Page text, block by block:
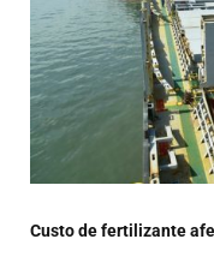
Custo de fertilizante